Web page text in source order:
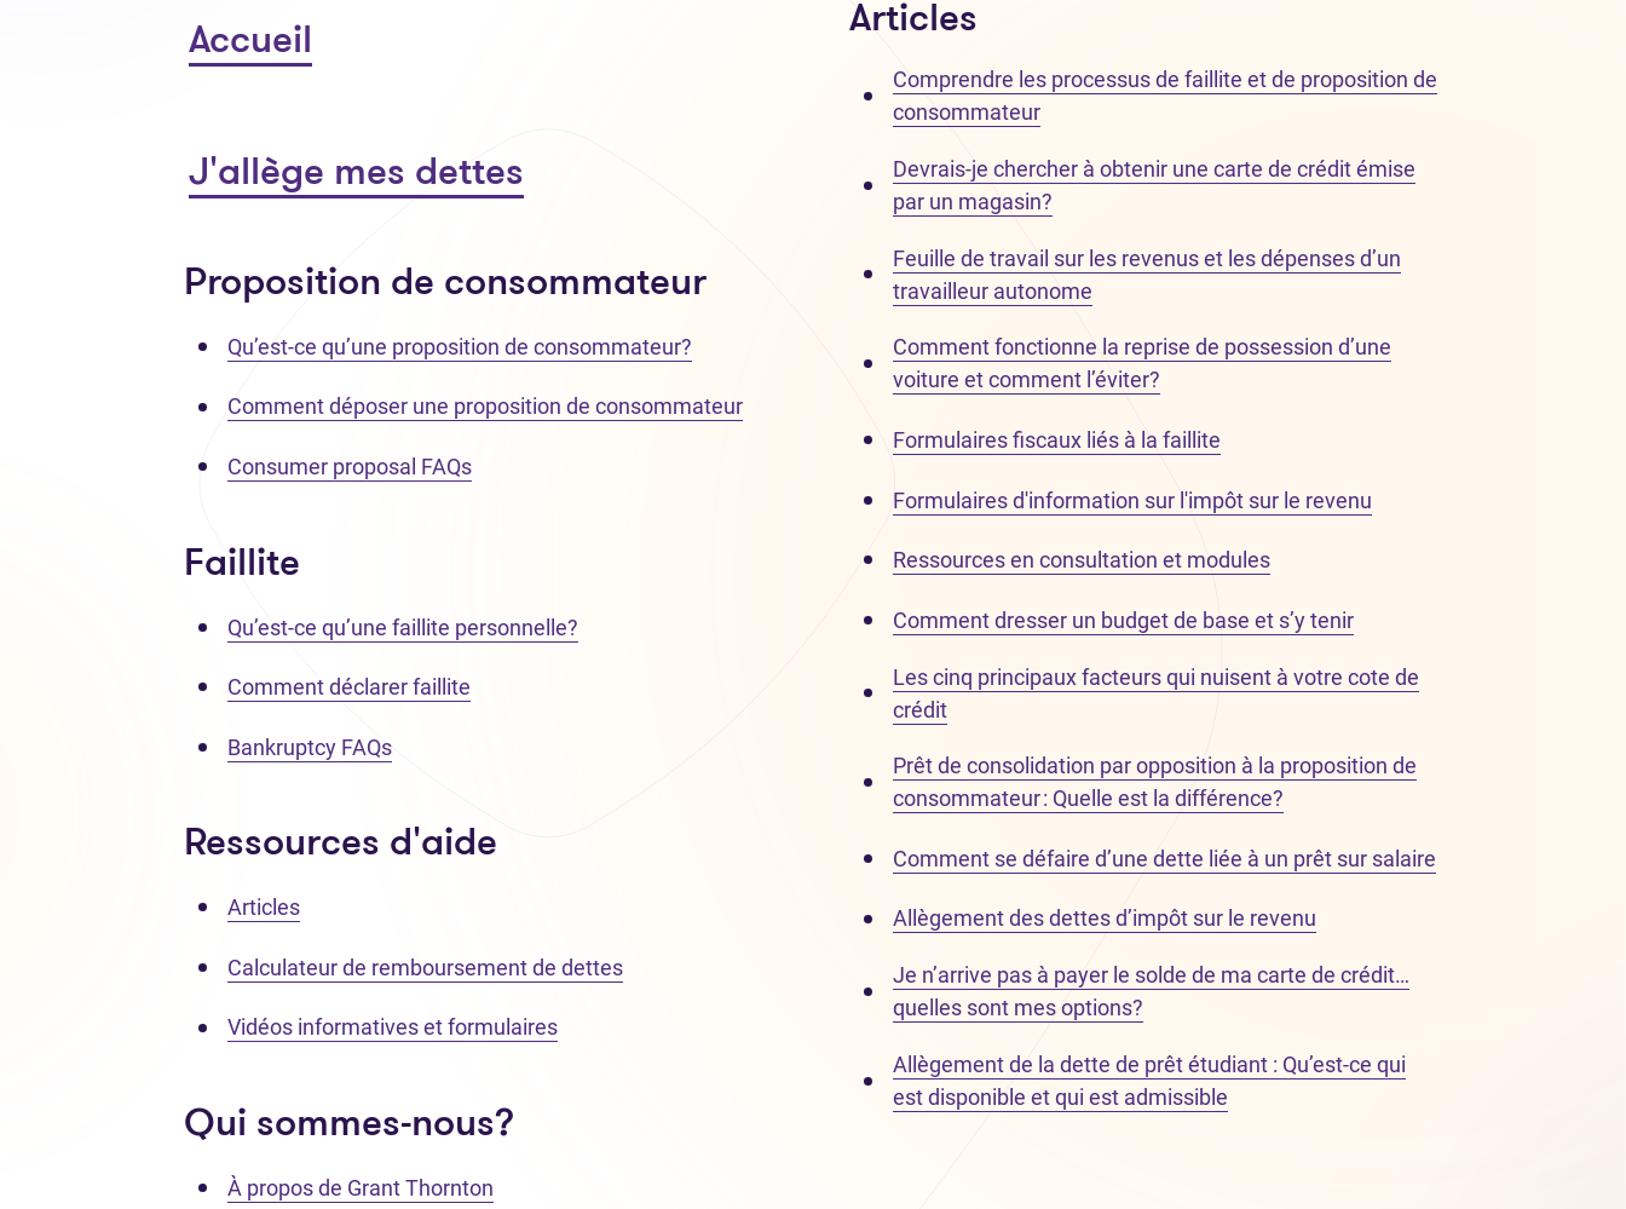
Accueil
J'allège mes dettes
Proposition de consommateur
Qu’est-ce qu’une proposition de consommateur?
Comment déposer une proposition de consommateur
Consumer proposal FAQs
Faillite
Qu’est-ce qu’une faillite personnelle?
Comment déclarer faillite
Bankruptcy FAQs
Ressources d'aide
Articles
Calculateur de remboursement de dettes
Vidéos informatives et formulaires
Qui sommes-nous?
À propos de Grant Thornton
Articles
Comprendre les processus de faillite et de proposition de
consommateur
Devrais-je chercher à obtenir une carte de crédit émise
par un magasin?
Feuille de travail sur les revenus et les dépenses d’un
travailleur autonome
Comment fonctionne la reprise de possession d’une
voiture et comment l’éviter?
Formulaires fiscaux liés à la faillite
Formulaires d'information sur l'impôt sur le revenu
Ressources en consultation et modules
Comment dresser un budget de base et s’y tenir
Les cinq principaux facteurs qui nuisent à votre cote de
crédit
Prêt de consolidation par opposition à la proposition de
consommateur : Quelle est la différence?
Comment se défaire d’une dette liée à un prêt sur salaire
Allègement des dettes d’impôt sur le revenu
Je n’arrive pas à payer le solde de ma carte de crédit…
quelles sont mes options?
Allègement de la dette de prêt étudiant : Qu’est-ce qui
est disponible et qui est admissible